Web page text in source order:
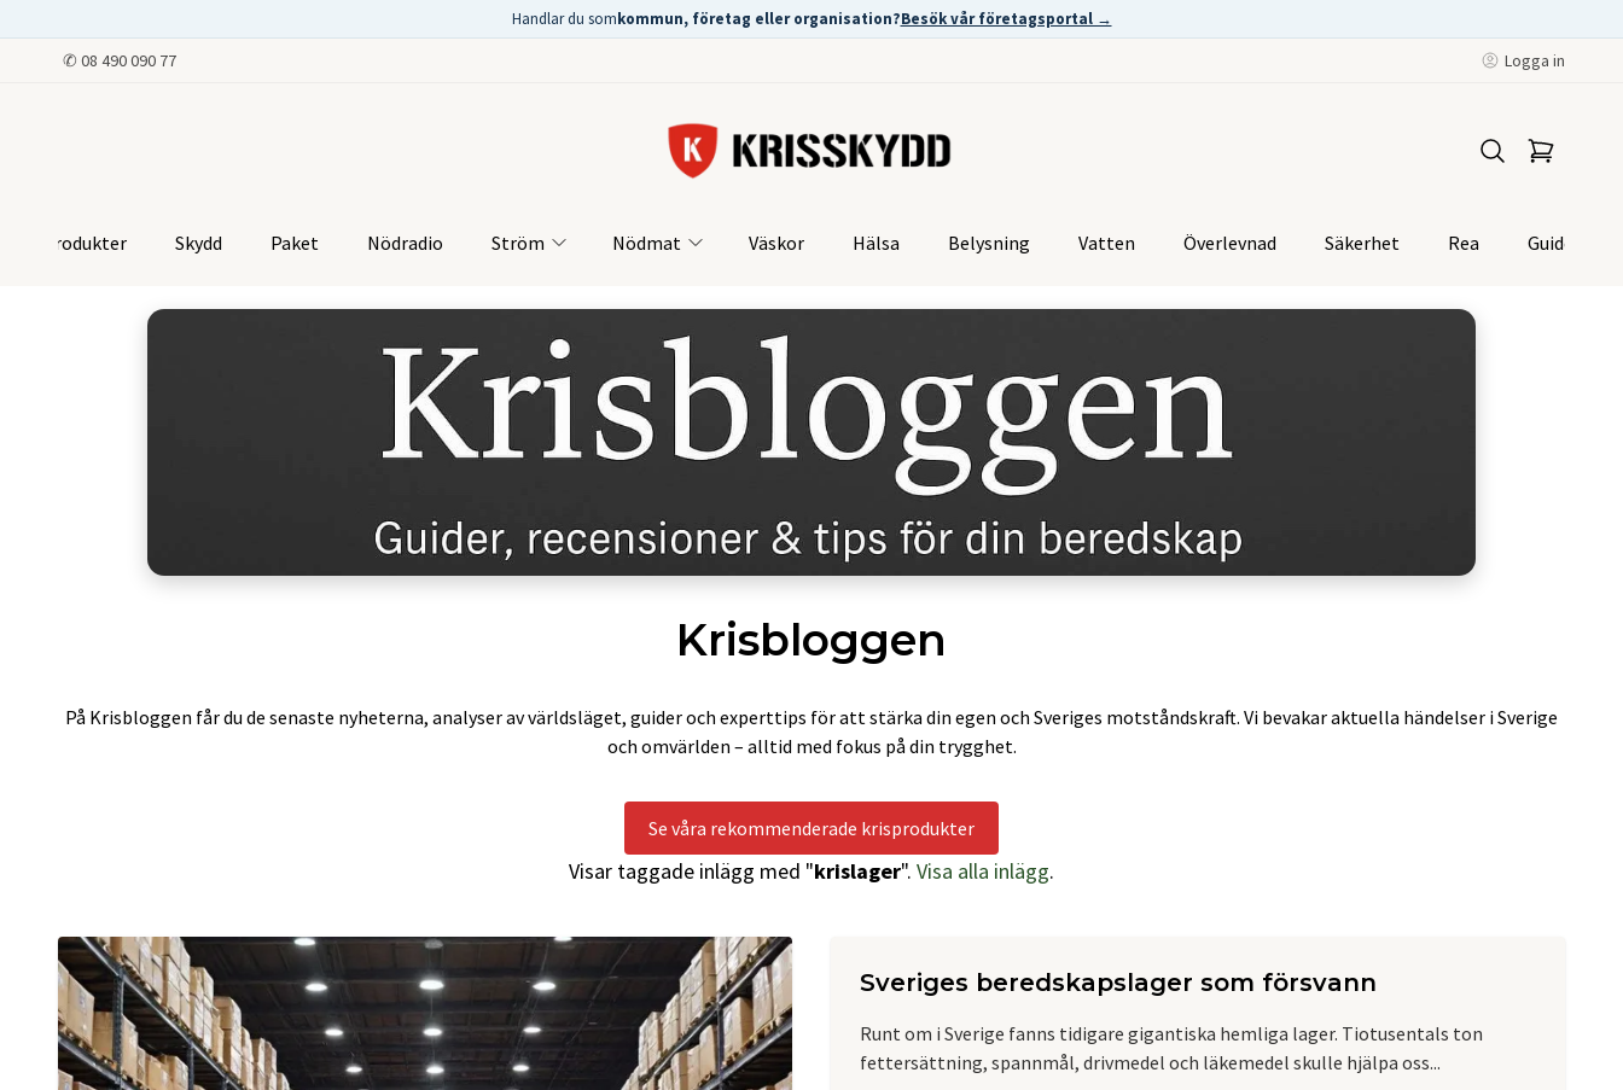
Handlar du somkommun, företag eller organisation?Besök vår företagsportal →
✆ 08 490 090 77 Logga in
Produkter Skydd Paket Nödradio Ström Nödmat Väskor Hälsa Belysning Vatten Överlevnad Säkerhet Rea Guider
Krisbloggen
På Krisbloggen får du de senaste nyheterna, analyser av världsläget, guider och experttips för att stärka din egen och Sveriges motståndskraft. Vi bevakar aktuella händelser i Sverige
och omvärlden – alltid med fokus på din trygghet.
Se våra rekommenderade krisprodukter
Visar taggade inlägg med "krislager". Visa alla inlägg.
Sveriges beredskapslager som försvann
Runt om i Sverige fanns tidigare gigantiska hemliga lager. Tiotusentals ton
fettersättning, spannmål, drivmedel och läkemedel skulle hjälpa oss...